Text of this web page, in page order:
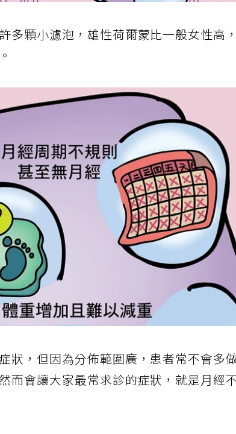
多顆小濾泡，雄性荷爾蒙比一般女性高
狀，但因為分佈範圍廣，患者常不會多
而會讓大家最常求診的症狀，就是月經